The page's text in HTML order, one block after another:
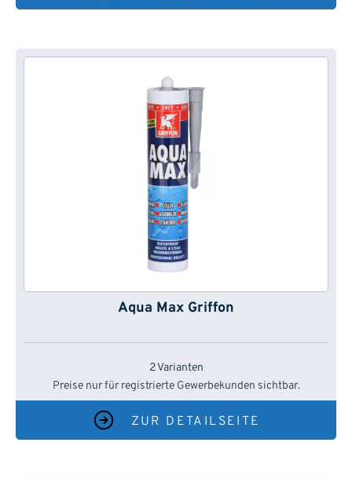
Aqua Max Griffon
2 Varianten
Preise nur für registrierte Gewerbekunden sichtbar.
ZUR DETAILSEITE